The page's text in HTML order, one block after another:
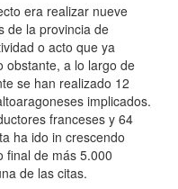
era realizar nueve
de la provincia de
o acto que ya
obstante, a lo largo de
se han realizado 12
implicados.
franceses y 64
ha ido in crescendo
final de más 5.000
de las citas.